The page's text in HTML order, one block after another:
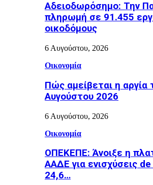
Αδειοδωρόσημο: Την
πληρωμή σε 91.455
οικοδόμους
6 Αυγούστου, 2026
Οικονομία
Πώς αμείβεται η αργία
Αυγούστου 2026
6 Αυγούστου, 2026
Οικονομία
ΟΠΕΚΕΠΕ: Άνοιξε η
ΑΑΔΕ για ενισχύσεις
24,6…